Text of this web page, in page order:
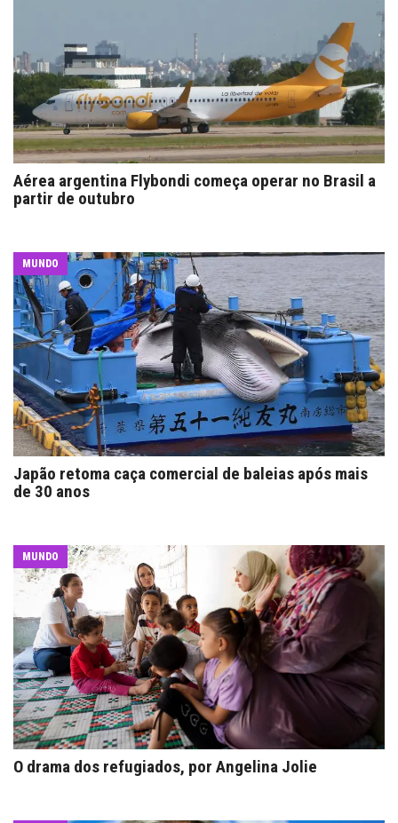
Aérea argentina Flybondi começa operar no Brasil a
partir de outubro
MUNDO
Japão retoma caça comercial de baleias após mais
de 30 anos
MUNDO
O drama dos refugiados, por Angelina Jolie